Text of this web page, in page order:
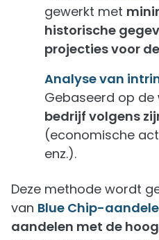
gewerkt met
historische
projecties voor
Analyse van
Gebaseerd op de
bedrijf volgens
(economische
enz.).
Deze methode wordt
van Blue Chip-
aandelen met de